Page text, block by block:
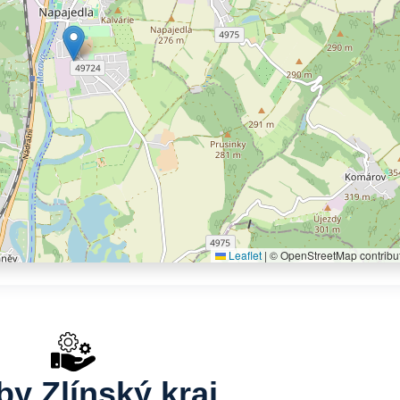
Leaflet | © OpenStreetMap